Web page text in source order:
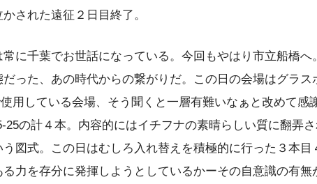
された遠征２日目終了。
に千葉でお世話になっている。今回もやはり市立船橋へ
った、あの時代からの繋がりだ。この日の会場はグラス
用している会場、そう聞くと一層有難いなぁと改めて感
25の計４本。内容的にはイチフナの素晴らしい質に翻弄
図式。この日はむしろ入れ替えを積極的に行った３本目
力を存分に発揮しようとしているかーその自意識の有無